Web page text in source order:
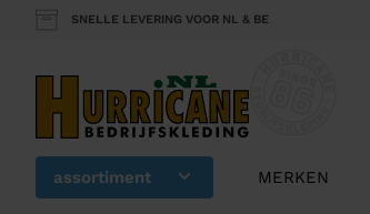
SNELLE LEVERING VOOR NL & BE
assortiment MERKEN